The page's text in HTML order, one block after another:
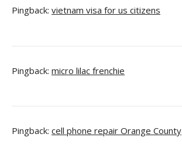
Pingback: vietnam visa for us citizens
Pingback: micro lilac frenchie
Pingback: cell phone repair Orange County